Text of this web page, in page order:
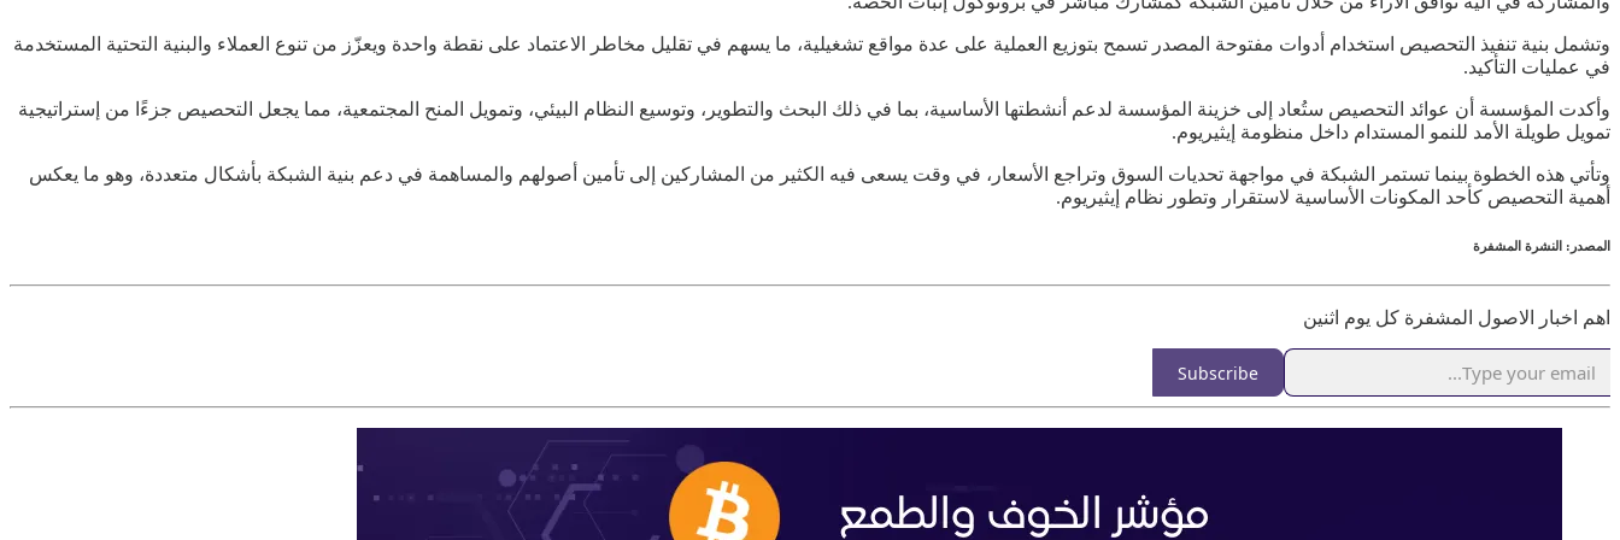
وتشمل بنية تنفيذ التحصيص استخدام أدوات مفتوحة المصدر تسمح بتوزيع العملية على عدة مواقع تشغيلية، ما يسهم في تقليل مخاطر الاعتماد على نقطة واحدة ويعزّز من تنوع العملاء والبنية التحتية المستخدمة
في عمليات التأكيد.
وأكدت المؤسسة أن عوائد التحصيص ستُعاد إلى خزينة المؤسسة لدعم أنشطتها الأساسية، بما في ذلك البحث والتطوير، وتوسيع النظام البيئي، وتمويل المنح المجتمعية، مما يجعل التحصيص جزءًا من إستراتيجية
تمويل طويلة الأمد للنمو المستدام داخل منظومة إيثيريوم.
وتأتي هذه الخطوة بينما تستمر الشبكة في مواجهة تحديات السوق وتراجع الأسعار، في وقت يسعى فيه الكثير من المشاركين إلى تأمين أصولهم والمساهمة في دعم بنية الشبكة بأشكال متعددة، وهو ما يعكس
أهمية التحصيص كأحد المكونات الأساسية لاستقرار وتطور نظام إيثيريوم.
المصدر: النشرة المشفرة
اهم اخبار الاصول المشفرة كل يوم اثنين
Subscribe